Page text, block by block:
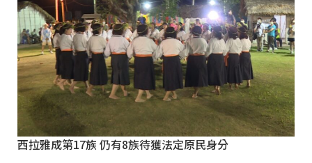
西拉雅成第17族 仍有8族待獲法定原民身分